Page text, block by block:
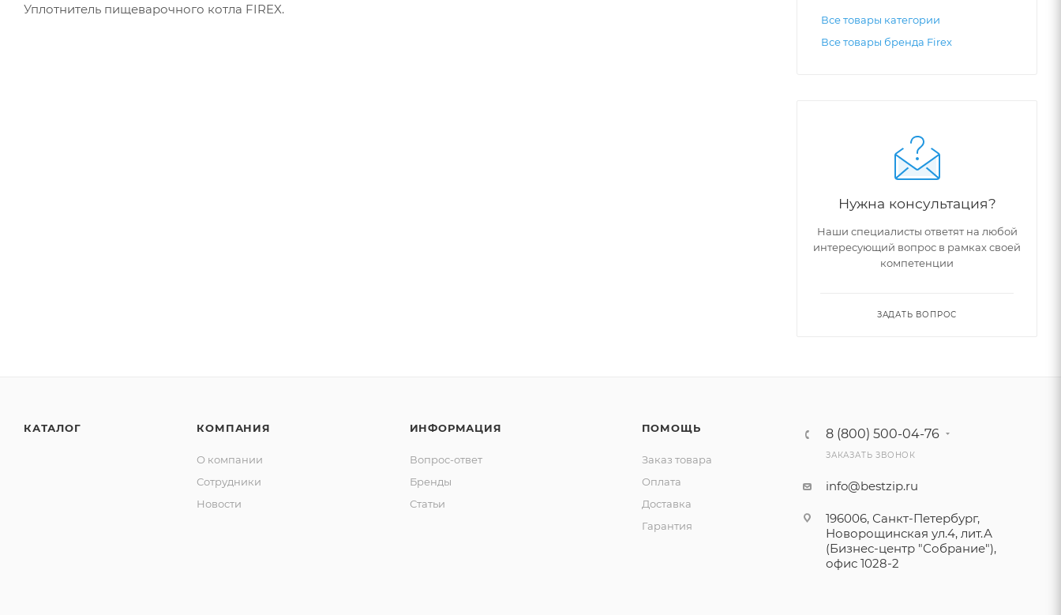
Уплотнитель пищеварочного котла FIREX.
Все товары категории
Все товары бренда Firex
Нужна консультация?
Наши специалисты ответят на любой
интересующий вопрос в рамках своей
компетенции
ЗАДАТЬ ВОПРОС
КАТАЛОГ КОМПАНИЯ
О компании
Сотрудники
Новости
ИНФОРМАЦИЯ
Вопрос-ответ
Бренды
Статьи
ПОМОЩЬ
Заказ товара
Оплата
Доставка
Гарантия
8 (800) 500-04-76
ЗАКАЗАТЬ ЗВОНОК
info@bestzip.ru
196006, Санкт-Петербург,
Новорощинская ул.4, лит.А
(Бизнес-центр "Собрание"),
офис 1028-2